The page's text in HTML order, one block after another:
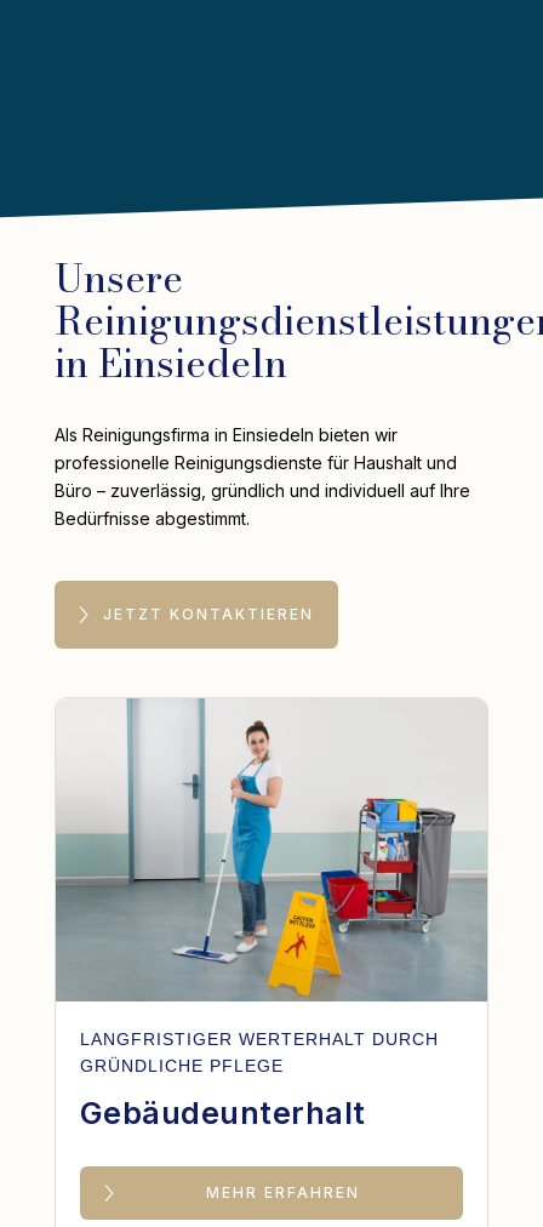
Unsere
in Einsiedeln
Als Reinigungsfirma in Einsiedeln bieten wir
professionelle Reinigungsdienste für Haushalt und
Büro – zuverlässig, gründlich und individuell auf Ihre
Bedürfnisse abgestimmt.
JETZT KONTAKTIEREN
LANGFRISTIGER WERTERHALT DURCH
GRÜNDLICHE PFLEGE
Gebäudeunterhalt
MEHR ERFAHREN